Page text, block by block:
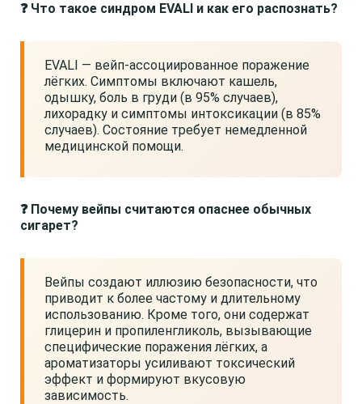
❓ Что такое синдром EVALI и как его распознать?
EVALI — вейп-ассоциированное поражение
лёгких. Симптомы включают кашель,
одышку, боль в груди (в 95% случаев),
лихорадку и симптомы интоксикации (в 85%
случаев). Состояние требует немедленной
медицинской помощи.
❓ Почему вейпы считаются опаснее обычных
сигарет?
Вейпы создают иллюзию безопасности, что
приводит к более частому и длительному
использованию. Кроме того, они содержат
глицерин и пропиленгликоль, вызывающие
специфические поражения лёгких, а
ароматизаторы усиливают токсический
эффект и формируют вкусовую
зависимость.